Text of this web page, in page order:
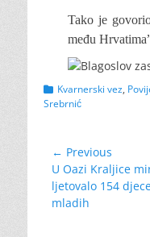
Tako je
među
Categories
Kvarnerski vez,
Srebrnić
Navigacija
objava
← Previous
Previous
post:
U Oazi Kraljice
ljetovalo 154
mladih